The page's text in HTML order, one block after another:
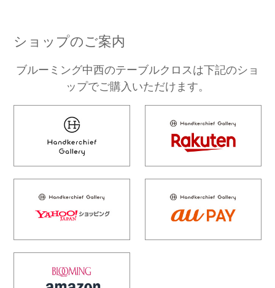
ショップのご案内
ブルーミング中西のテーブルクロスは下記のショ
ップでご購入いただけます。